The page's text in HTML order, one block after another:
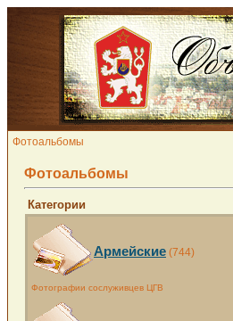
Фотоальбомы
Фотоальбомы
Категории
Армейские (744)
Фотографии сослуживцев ЦГВ